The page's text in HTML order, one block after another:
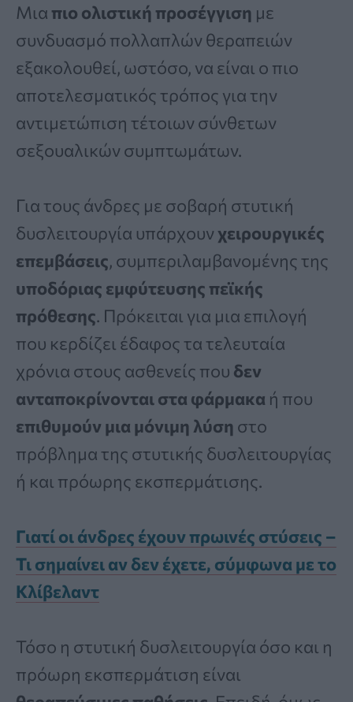
Μια πιο ολιστική προσέγγιση με
συνδυασμό πολλαπλών θεραπειών
εξακολουθεί, ωστόσο, να είναι ο πιο
αποτελεσματικός τρόπος για την
αντιμετώπιση τέτοιων σύνθετων
σεξουαλικών συμπτωμάτων.
Για τους άνδρες με σοβαρή στυτική
δυσλειτουργία υπάρχουν χειρουργικές
επεμβάσεις, συμπεριλαμβανομένης της
υποδόριας εμφύτευσης πεϊκής
πρόθεσης. Πρόκειται για μια επιλογή
που κερδίζει έδαφος τα τελευταία
χρόνια στους ασθενείς που δεν
ανταποκρίνονται στα φάρμακα ή που
επιθυμούν μια μόνιμη λύση στο
πρόβλημα της στυτικής δυσλειτουργίας
ή και πρόωρης εκσπερμάτισης.
Γιατί οι άνδρες έχουν πρωινές στύσεις –
Τι σημαίνει αν δεν έχετε, σύμφωνα με το
Κλίβελαντ
Τόσο η στυτική δυσλειτουργία όσο και η
πρόωρη εκσπερμάτιση είναι